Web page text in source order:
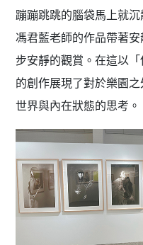
蹦蹦跳跳的腦袋馬上就沉
馮君藍老師的作品帶著
步安靜的觀賞。在這以
的創作展現了對於樂園
世界與內在狀態的思考。